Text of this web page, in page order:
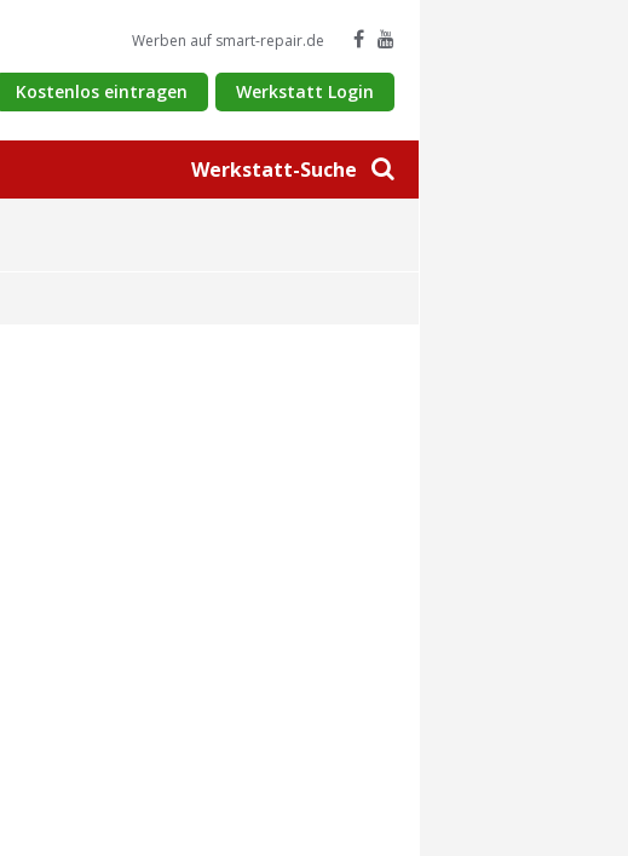
Werkstatt-Suche
Werben auf smart-repair.de
Kostenlos eintragen Werkstatt Login